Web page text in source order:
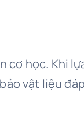
cơ học. Khi
vật liệu